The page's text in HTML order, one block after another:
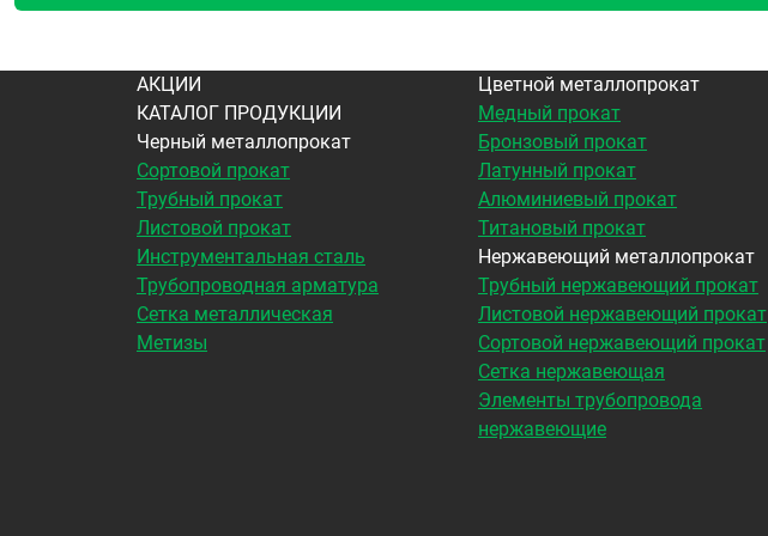
АКЦИИ
КАТАЛОГ ПРОДУКЦИИ
Черный металлопрокат
Сортовой прокат
Трубный прокат
Листовой прокат
Инструментальная сталь
Трубопроводная арматура
Сетка металлическая
Метизы
Цветной металлопрокат
Медный прокат
Бронзовый прокат
Латунный прокат
Алюминиевый прокат
Титановый прокат
Нержавеющий металлопрокат
Трубный нержавеющий прокат
Листовой нержавеющий прокат
Сортовой нержавеющий прокат
Сетка нержавеющая
Элементы трубопровода
нержавеющие